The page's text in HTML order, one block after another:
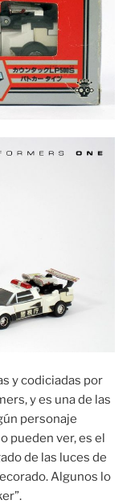
y codiciadas por
y es una de las
personaje
pueden ver, es el
de las luces de
Algunos lo